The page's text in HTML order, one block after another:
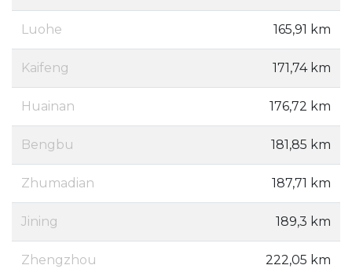
Luohe 165,91 km
Kaifeng 171,74 km
Huainan 176,72 km
Bengbu 181,85 km
Zhumadian 187,71 km
Jining 189,3 km
Zhengzhou 222,05 km